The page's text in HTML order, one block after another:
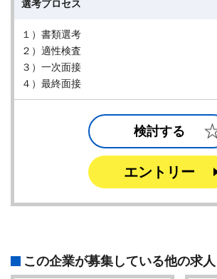
選考プロセス
１）書類選考
２）適性検査
３）一次面接
４）最終面接
検討する
エントリー
この企業が募集している他の求人